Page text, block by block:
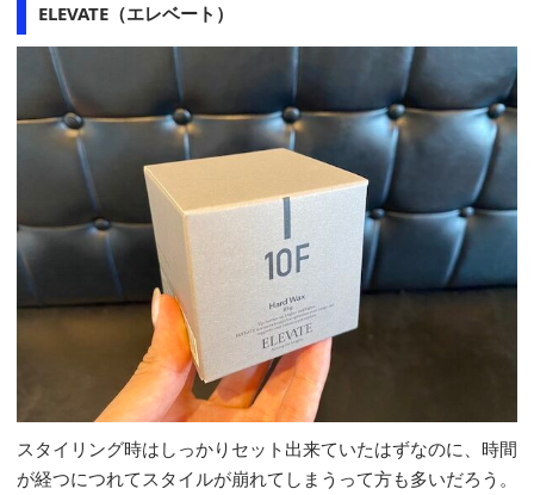
ELEVATE（エレベート）
スタイリング時はしっかりセット出来ていたはずなのに、時間
が経つにつれてスタイルが崩れてしまうって方も多いだろう。